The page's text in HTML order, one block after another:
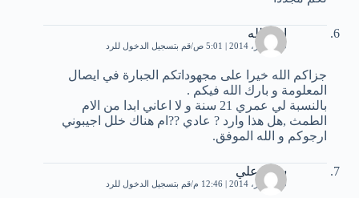
امة الله
10 فبراير، 2014 | 5:01 ص قم بتسجيل الدخول للرد
جزاكم الله خيرا على مجهوداتكم الجبارة في ايصال
المعلومة و بارك الله فيكم .
بالنسبة لي عمري 21 سنة و لا اعاني ابدا من الام
الطمث ,هل هذا وارد ? عادي ??ام هناك خلل اجيبوني
ارجوكم و الله الموفق.
سهاد علي
20 فبراير، 2014 | 12:46 م قم بتسجيل الدخول للرد